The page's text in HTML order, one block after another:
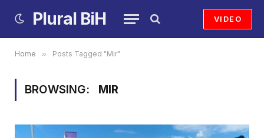
Plural BiH VIDEO
Home » Posts Tagged "Mir"
BROWSING: MIR